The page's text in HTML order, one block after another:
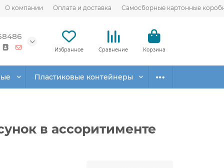
О компании Оплата и доставка Самосборные картонные
Избранное Сравнение Корзина
Пластиковые контейнеры
в ассоритименте